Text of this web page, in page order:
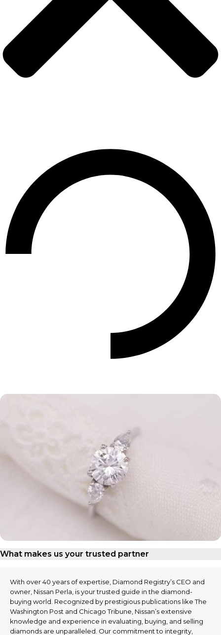
What makes us your trusted partner
With over 40 years of expertise, Diamond Registry’s CEO and
owner, Nissan Perla, is your trusted guide in the diamond-
buying world. Recognized by prestigious publications like The
Washington Post and Chicago Tribune, Nissan’s extensive
knowledge and experience in evaluating, buying, and selling
diamonds are unparalleled. Our commitment to integrity,